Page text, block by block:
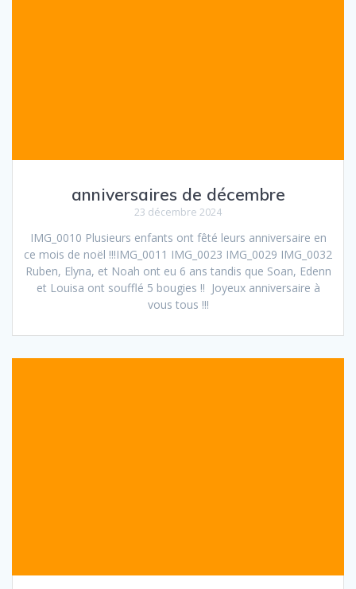
anniversaires de décembre
23 décembre 2024
IMG_0010 Plusieurs enfants ont fêté leurs anniversaire en
ce mois de noël !!!IMG_0011 IMG_0023 IMG_0029 IMG_0032
Ruben, Elyna, et Noah ont eu 6 ans tandis que Soan, Edenn
et Louisa ont soufflé 5 bougies !! Joyeux anniversaire à
vous tous !!!